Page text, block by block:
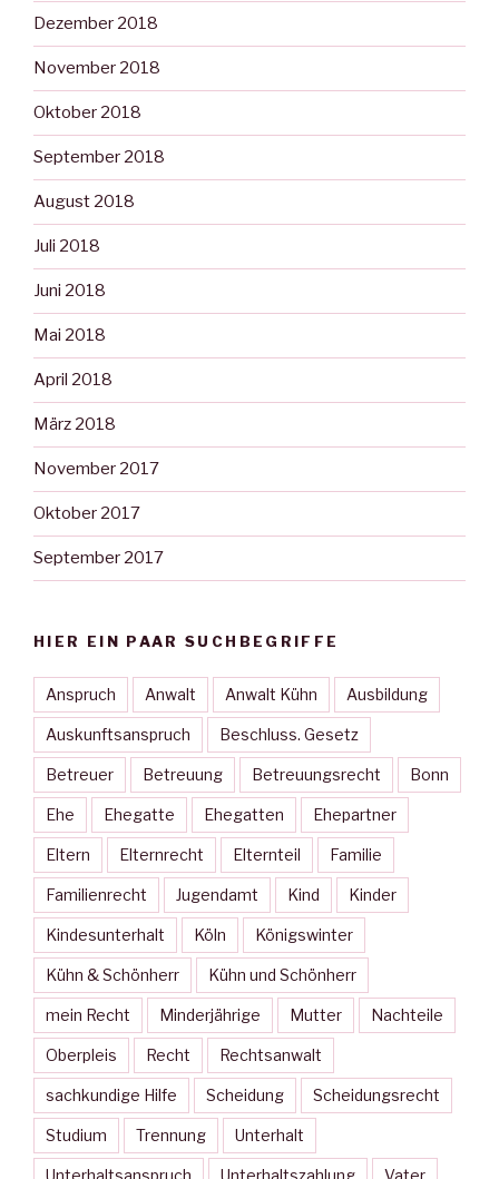
Dezember 2018
November 2018
Oktober 2018
September 2018
August 2018
Juli 2018
Juni 2018
Mai 2018
April 2018
März 2018
November 2017
Oktober 2017
September 2017
HIER EIN PAAR SUCHBEGRIFFE
Anspruch Anwalt Anwalt Kühn Ausbildung
Auskunftsanspruch Beschluss. Gesetz
Betreuer Betreuung Betreuungsrecht Bonn
Ehe Ehegatte Ehegatten Ehepartner
Eltern Elternrecht Elternteil Familie
Familienrecht Jugendamt Kind Kinder
Kindesunterhalt Köln Königswinter
Kühn & Schönherr Kühn und Schönherr
mein Recht Minderjährige Mutter Nachteile
Oberpleis Recht Rechtsanwalt
sachkundige Hilfe Scheidung Scheidungsrecht
Studium Trennung Unterhalt